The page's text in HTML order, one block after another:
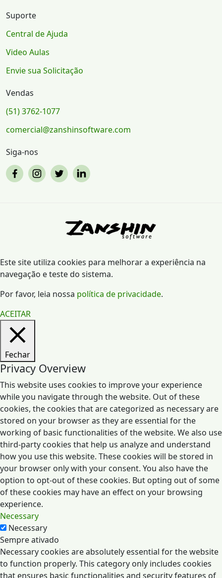
Suporte
Central de Ajuda
Video Aulas
Envie sua Solicitação
Vendas
(51) 3762-1077
comercial@zanshinsoftware.com
Siga-nos
Este site utiliza cookies para melhorar a experiência na
navegação e teste do sistema.
Por favor, leia nossa política de privacidade.
ACEITAR
Fechar
Privacy Overview
This website uses cookies to improve your experience
while you navigate through the website. Out of these
cookies, the cookies that are categorized as necessary are
stored on your browser as they are essential for the
working of basic functionalities of the website. We also use
third-party cookies that help us analyze and understand
how you use this website. These cookies will be stored in
your browser only with your consent. You also have the
option to opt-out of these cookies. But opting out of some
of these cookies may have an effect on your browsing
experience.
Necessary
Necessary
Sempre ativado
Necessary cookies are absolutely essential for the website
to function properly. This category only includes cookies
that ensures basic functionalities and security features of